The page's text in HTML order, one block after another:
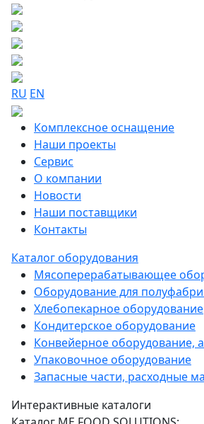
RU EN
Комплексное оснащение
Наши проекты
Сервис
О компании
Новости
Наши поставщики
Контакты
Каталог оборудования
Мясоперерабатывающее
Оборудование для
Хлебопекарное оборудование
Кондитерское оборудование
Конвейерное оборудование,
Упаковочное оборудование
Запасные части, расходные
Интерактивные каталоги